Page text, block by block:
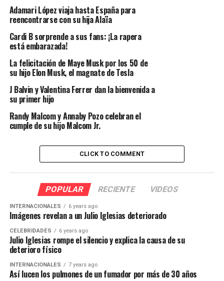
Adamari López viaja hasta España para
reencontrarse con su hija Alaïa
Cardi B sorprende a sus fans: ¡La rapera
está embarazada!
La felicitación de Maye Musk por los 50 de
su hijo Elon Musk, el magnate de Tesla
J Balvin y Valentina Ferrer dan la bienvenida a
su primer hijo
Randy Malcom y Annaby Pozo celebran el
cumple de su hijo Malcom Jr.
CLICK TO COMMENT
POPULAR RECIENTE VIDEOS
INTERNACIONALES 6 years ago
Imágenes revelan a un Julio Iglesias deteriorado
CELEBRIDADES 6 years ago
Julio Iglesias rompe el silencio y explica la causa de su
deterioro físico
INTERNACIONALES 7 years ago
Así lucen los pulmones de un fumador por más de 30 años